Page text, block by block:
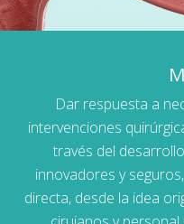
Dar respuesta a
intervenciones
través del
innovadores y
directa, desde la idea